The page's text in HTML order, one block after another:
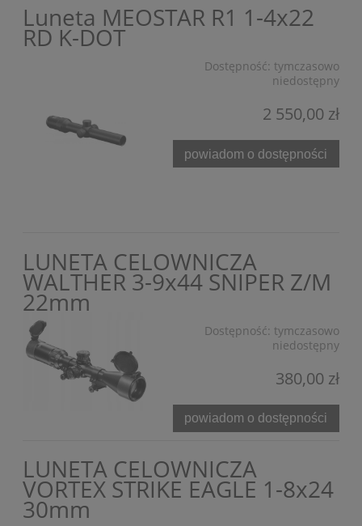
Luneta MEOSTAR R1 1-4x22
RD K-DOT
Dostępność: tymczasowo
niedostępny
2 550,00 zł
powiadom o dostępności
LUNETA CELOWNICZA
WALTHER 3-9x44 SNIPER Z/M
22mm
Dostępność: tymczasowo
niedostępny
380,00 zł
powiadom o dostępności
LUNETA CELOWNICZA
VORTEX STRIKE EAGLE 1-8x24
30mm